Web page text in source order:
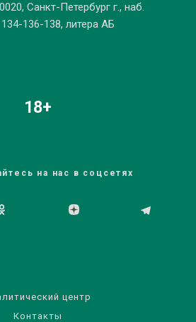
Санкт-Петербург г., наб.
136-138, литера АБ
18+
на нас в соцсетях
центр
Контакты